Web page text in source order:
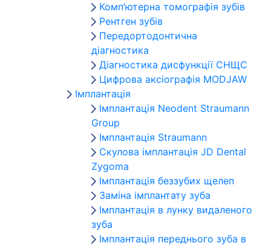
Комп’ютерна томографія зубів
Рентген зубів
Передортодонтична
діагностика
Діагностика дисфункції СНЩС
Цифрова аксіографія MODJAW
Імплантація
Імплантація Neodent Straumann
Group
Імплантація Straumann
Скулова імплантація JD Dental
Zygoma
Імплантація беззубих щелеп
Заміна імплантату зуба
Імплантація в лунку видаленого
зуба
Імплантація переднього зуба в